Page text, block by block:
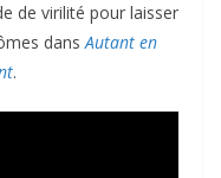
de virilité pour laisser
dansAutant en
.